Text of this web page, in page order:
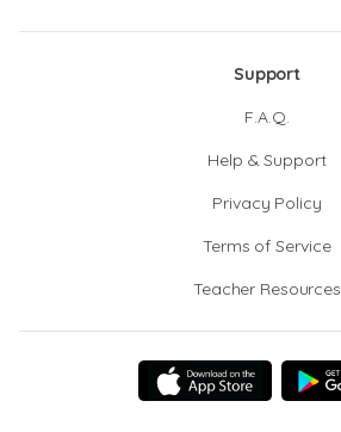
Support
F.A.Q.
Help & Support
Privacy Policy
Terms of Service
Teacher Resources